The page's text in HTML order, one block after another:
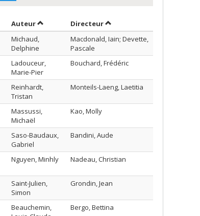
AuteurTrier par auteur en ordre croissant
Directeurpar contributeur en ordre
Michaud,
Delphine
Macdonald, Iain; Devette,
Pascale
Ladouceur,
Marie-Pier
Bouchard, Frédéric
Reinhardt,
Tristan
Monteils-Laeng, Laetitia
Massussi,
Michaël
Kao, Molly
Saso-Baudaux,
Gabriel
Bandini, Aude
Nguyen, Minhly Nadeau, Christian
Saint-Julien,
Simon
Grondin, Jean
Beauchemin,
Bergo, Bettina